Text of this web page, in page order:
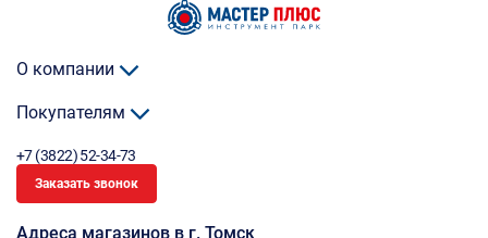
О компании
Покупателям
+7 (3822) 52-34-73
Заказать звонок
Адреса магазинов в г. Томск